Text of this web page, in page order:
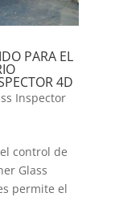
PARA EL
4D
Inspector
control de
Glass
permite el